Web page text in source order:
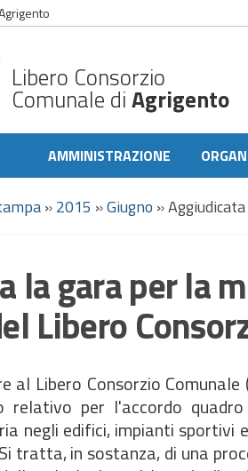
Libero Consorzio
Comunale diAgrigento
AMMINISTRAZIONE
»2015 »Giugno »
la gara per la
Libero
al Libero Consorzio
relativo per l'accordo
negli edifici, impianti
tratta, in sostanza, di una